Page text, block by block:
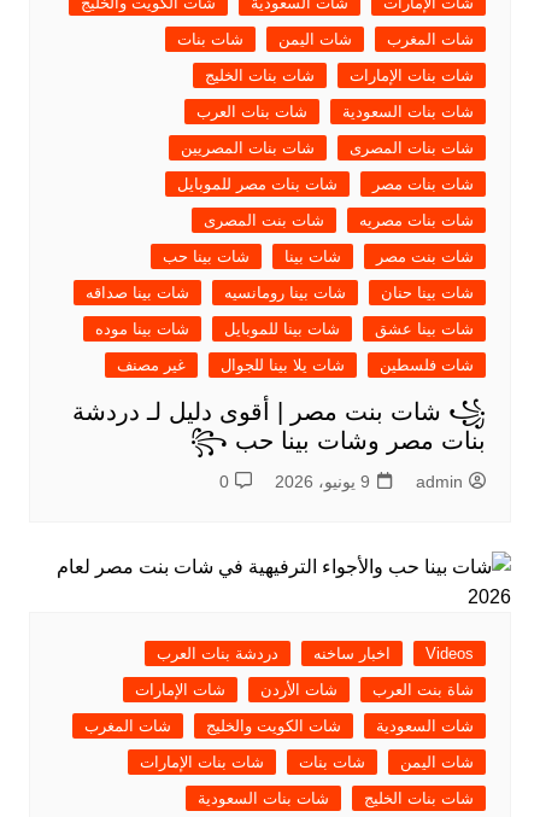
شات المغرب
شات اليمن
شات بنات
شات بنات الإمارات
شات بنات الخليج
شات بنات السعودية
شات بنات العرب
شات بنات المصرى
شات بنات المصريين
شات بنات مصر
شات بنات مصر للموبايل
شات بنات مصريه
شات بنت المصرى
شات بنت مصر
شات بينا
شات بينا حب
شات بينا حنان
شات بينا رومانسيه
شات بينا صداقه
شات بينا عشق
شات بينا للموبايل
شات بينا موده
شات فلسطين
شات يلا بينا للجوال غير مصنف
꧁ شات بنت مصر | أقوى دليل لـ دردشة
بنات مصر وشات بينا حب ꧂
admin 9 يونيو، 2026 0
Videos اخبار ساخنه
دردشة بنات العرب
شاة بنت العرب
شات الأردن
شات الإمارات
شات السعودية
شات الكويت والخليج
شات المغرب
شات اليمن
شات بنات
شات بنات الإمارات
شات بنات الخليج
شات بنات السعودية